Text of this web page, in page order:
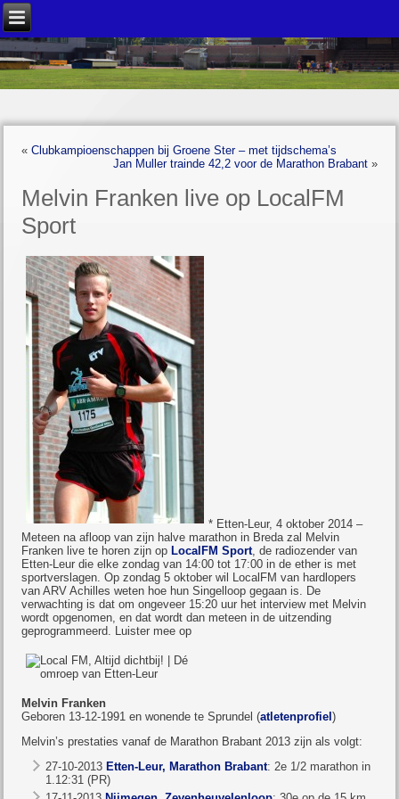
«Clubkampioenschappen bij Groene Ster – met tijdschema’s
Jan Muller trainde 42,2 voor de Marathon Brabant»
Melvin Franken live op LocalFM
Sport
* Etten-Leur, 4 oktober 2014 –
Meteen na afloop van zijn halve marathon in Breda zal Melvin
Franken live te horen zijn op LocalFM Sport, de radiozender van
Etten-Leur die elke zondag van 14:00 tot 17:00 in de ether is met
sportverslagen. Op zondag 5 oktober wil LocalFM van hardlopers
van ARV Achilles weten hoe hun Singelloop gegaan is. De
verwachting is dat om ongeveer 15:20 uur het interview met Melvin
wordt opgenomen, en dat wordt dan meteen in de uitzending
geprogrammeerd. Luister mee op
Melvin Franken
Geboren 13-12-1991 en wonende te Sprundel (atletenprofiel)
Melvin’s prestaties vanaf de Marathon Brabant 2013 zijn als volgt:
27-10-2013 Etten-Leur, Marathon Brabant: 2e 1/2 marathon in
1.12:31 (PR)